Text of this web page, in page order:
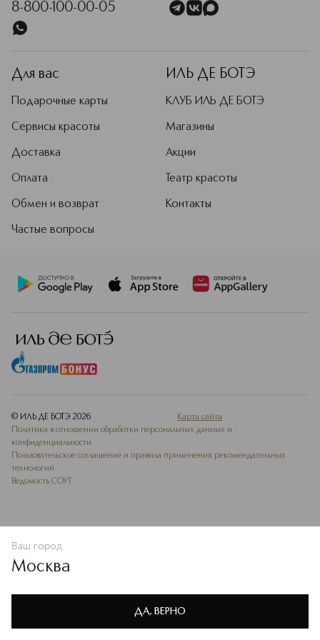
Политике конфиденциальности
8-800-100-00-05
Для вас
Подарочные карты
Сервисы красоты
Доставка
Оплата
Обмен и возврат
Частые вопросы
ИЛЬ ДЕ БОТЭ
КЛУБ ИЛЬ ДЕ БОТЭ
Магазины
Акции
Театр красоты
Контакты
© ИЛЬ ДЕ БОТЭ 2026
Карта сайта
Политика в отношении обработки персональных данных и
конфиденциальности
Пользовательское соглашение и правила применения рекомендательных
технологий
Ведомость СОУТ
Ваш город
Москва
ДА, ВЕРНО